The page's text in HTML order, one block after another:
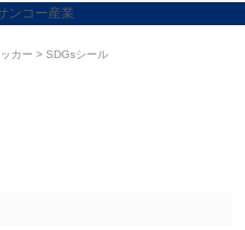
カー SDGsシール